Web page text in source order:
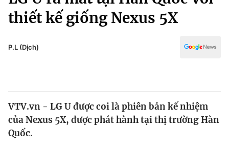
Chính trị
Thế giới
Truyền hình
Văn hóa - Giải trí
Đời sống
thiết kế giống Nexus 5X
P.L (Dịch)
VTV.vn - LG U được coi là phiên bản kế nhiệm
của Nexus 5X, được phát hành tại thị trường Hàn
Quốc.